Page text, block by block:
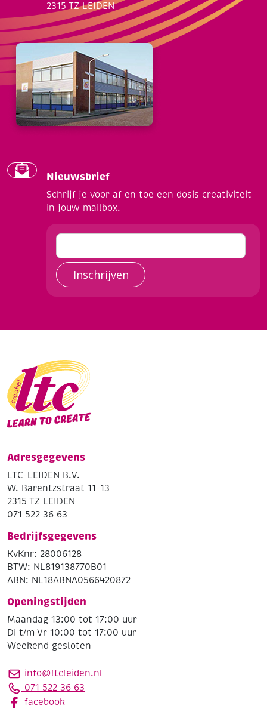
2315 TZ LEIDEN
Nieuwsbrief
Schrijf je voor af en toe een dosis creativiteit
in jouw mailbox.
Inschrijven
Adresgegevens
LTC-LEIDEN B.V.
W. Barentzstraat 11-13
2315 TZ LEIDEN
071 522 36 63
Bedrijfsgegevens
KvKnr: 28006128
BTW: NL819138770B01
ABN: NL18ABNA0566420872
Openingstijden
Maandag 13:00 tot 17:00 uur
Di t/m Vr 10:00 tot 17:00 uur
Weekend gesloten
info@ltcleiden.nl
071 522 36 63
facebook